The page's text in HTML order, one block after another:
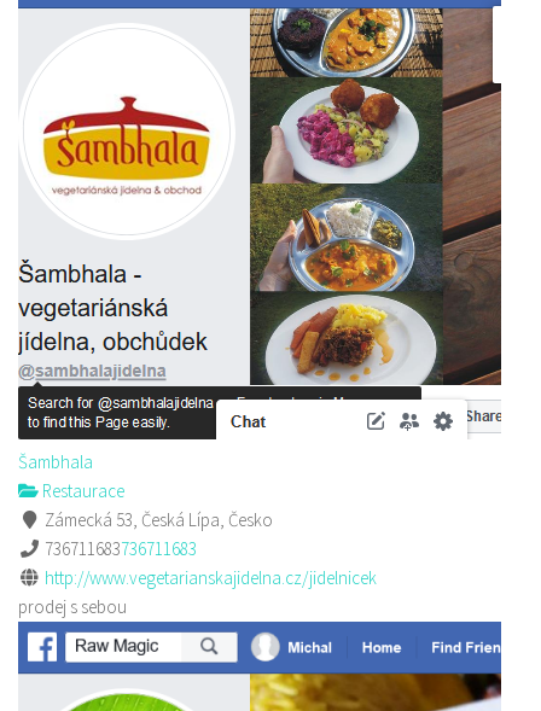
Šambhala
Restaurace
Zámecká 53, Česká Lípa, Česko
736711683736711683
http://www.vegetarianskajidelna.cz/jidelnicek
prodej s sebou